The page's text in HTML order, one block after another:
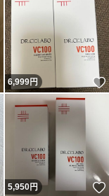
いいね！
6,999円
いいね！
5,950円